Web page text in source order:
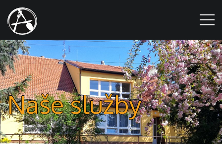
Naše služby